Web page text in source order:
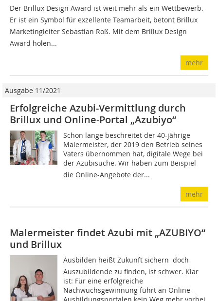
Der Brillux Design Award ist weit mehr als ein Wettbewerb.
Er ist ein Symbol für exzellente Teamarbeit, betont Brillux
Marketingleiter Sebastian Roß. Mit dem Brillux Design
Award holen...
mehr
Ausgabe 11/2021
Erfolgreiche Azubi-Vermittlung durch
Brillux und Online-Portal „Azubiyo“
Schon lange beschreitet der 40-jährige
Malermeister, der 2019 den Betrieb seines
Vaters übernommen hat, digitale Wege bei
der Azubisuche. Wir haben zum Beispiel
die Online-Angebote der...
mehr
Malermeister findet Azubi mit „AZUBIYO“
und Brillux
Ausbilden heißt Zukunft sichern  doch
Auszubildende zu finden, ist schwer. Klar
ist: Für eine erfolgreiche
Nachwuchsgewinnung führt an Online-